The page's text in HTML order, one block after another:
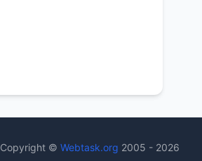
Copyright © Webtask.org 2005 - 2026